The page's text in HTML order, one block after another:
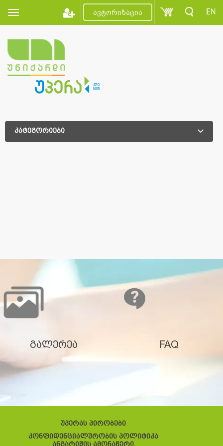
ავტორიზაცია EN
კატეგორიები
გალერეა FAQ
უპერას პირობები
კონფიდენციალურობის პოლიტიკა
ანგარიშის ამონაწერი